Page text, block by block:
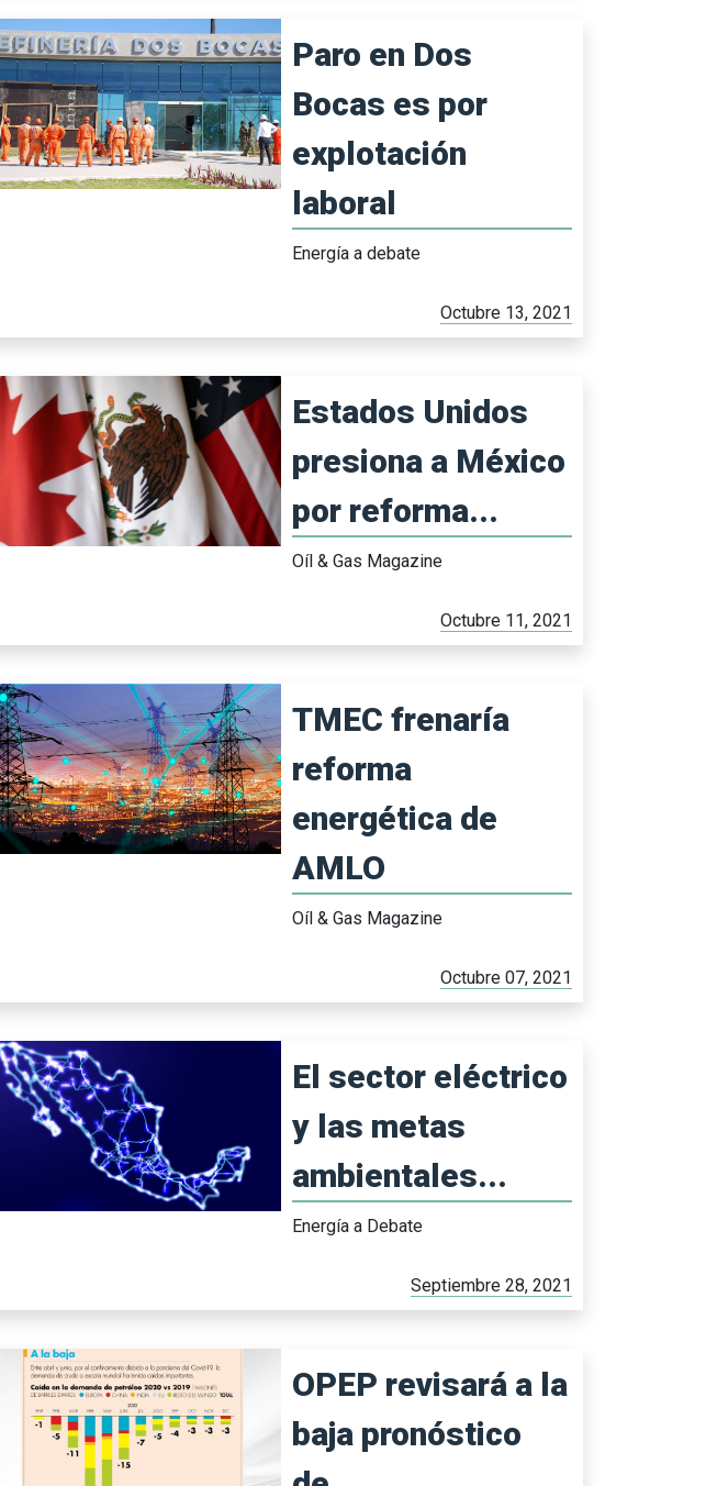
Paro en Dos
Bocas es por
explotación
laboral
Energía a debate
Octubre 13, 2021
Estados Unidos
presiona a México
por reforma...
Oíl & Gas Magazine
Octubre 11, 2021
TMEC frenaría
reforma
energética de
AMLO
Oíl & Gas Magazine
Octubre 07, 2021
El sector eléctrico
y las metas
ambientales...
Energía a Debate
Septiembre 28, 2021
OPEP revisará a la
baja pronóstico